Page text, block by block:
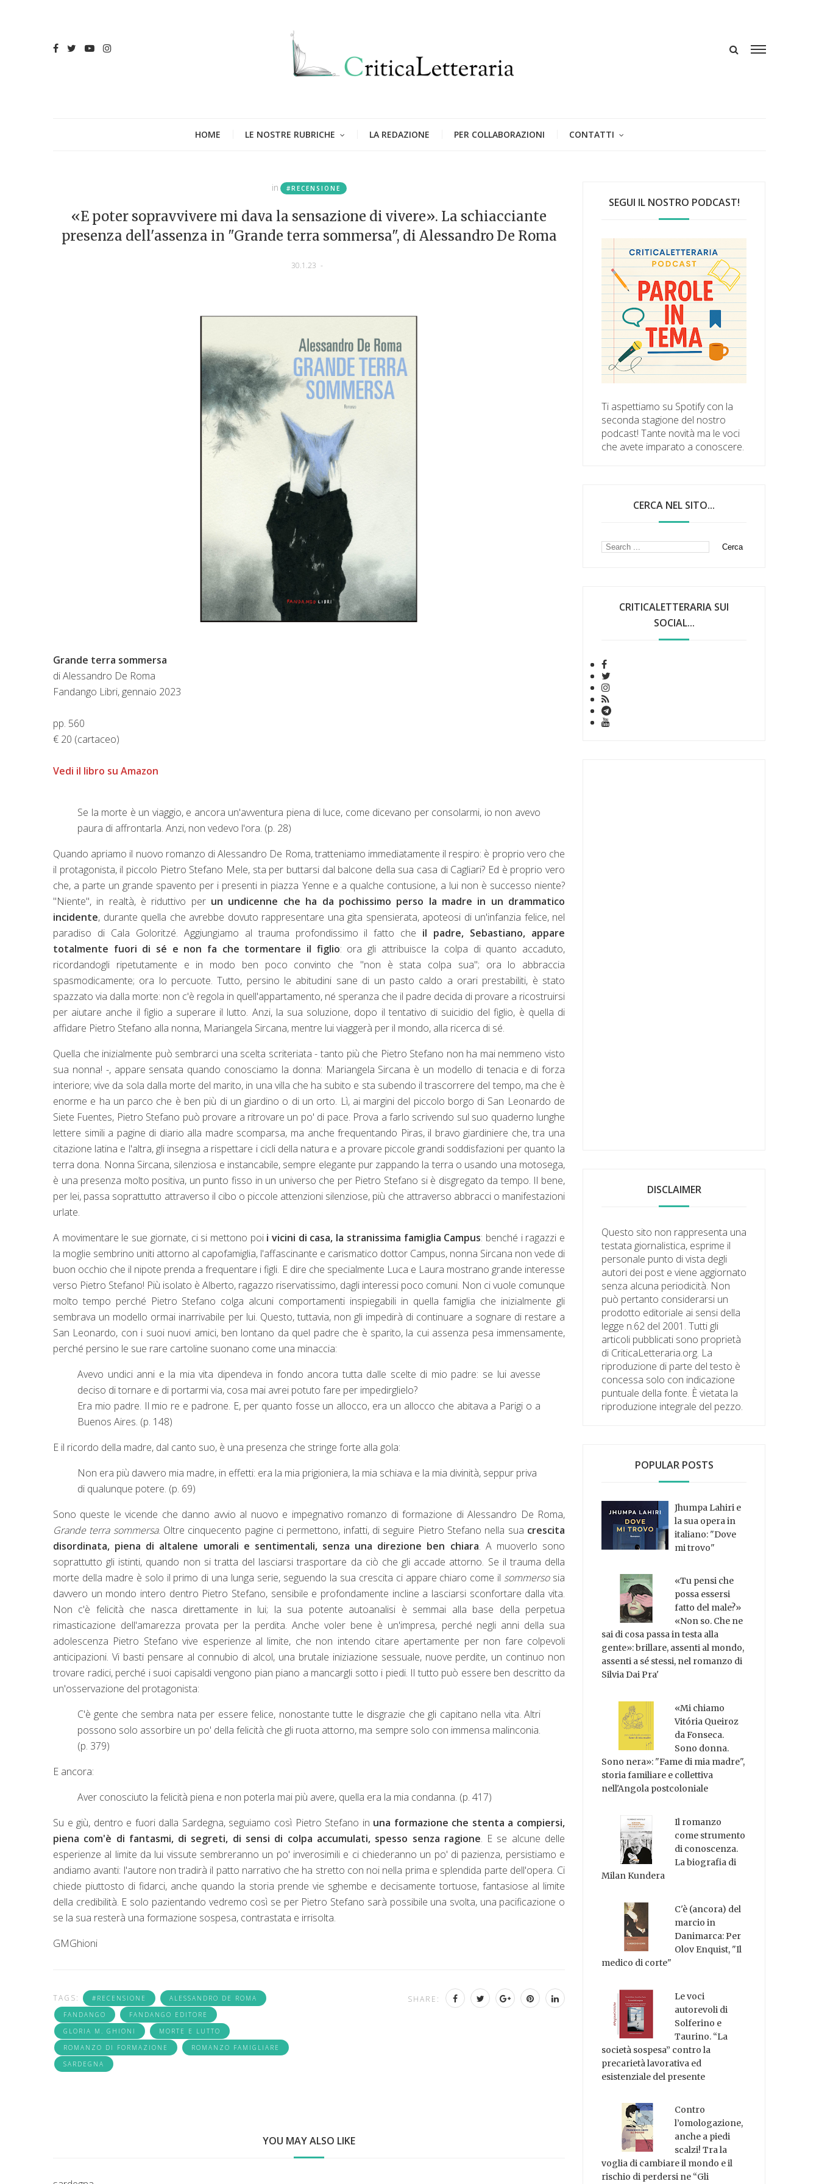
HOME LE NOSTRE RUBRICHE LA REDAZIONE PER COLLABORAZIONI CONTATTI
in #RECENSIONE
«E poter sopravvivere mi dava la sensazione di vivere». La schiacciante
presenza dell'assenza in "Grande terra sommersa", di Alessandro De Roma
30.1.23 -
Grande terra sommersa
di Alessandro De Roma
Fandango Libri, gennaio 2023
pp. 560
€ 20 (cartaceo)
Vedi il libro su Amazon
Se la morte è un viaggio, e ancora un'avventura piena di luce, come dicevano per consolarmi, io non avevo
paura di affrontarla. Anzi, non vedevo l'ora. (p. 28)
Quando apriamo il nuovo romanzo di Alessandro De Roma, tratteniamo immediatamente il respiro: è proprio vero che
il protagonista, il piccolo Pietro Stefano Mele, sta per buttarsi dal balcone della sua casa di Cagliari? Ed è proprio vero
che, a parte un grande spavento per i presenti in piazza Yenne e a qualche contusione, a lui non è successo niente?
"Niente", in realtà, è riduttivo per un undicenne che ha da pochissimo perso la madre in un drammatico
incidente, durante quella che avrebbe dovuto rappresentare una gita spensierata, apoteosi di un'infanzia felice, nel
paradiso di Cala Goloritzé. Aggiungiamo al trauma profondissimo il fatto che il padre, Sebastiano, appare
totalmente fuori di sé e non fa che tormentare il figlio: ora gli attribuisce la colpa di quanto accaduto,
ricordandogli ripetutamente e in modo ben poco convinto che "non è stata colpa sua"; ora lo abbraccia
spasmodicamente; ora lo percuote. Tutto, persino le abitudini sane di un pasto caldo a orari prestabiliti, è stato
spazzato via dalla morte: non c'è regola in quell'appartamento, né speranza che il padre decida di provare a ricostruirsi
per aiutare anche il figlio a superare il lutto. Anzi, la sua soluzione, dopo il tentativo di suicidio del figlio, è quella di
affidare Pietro Stefano alla nonna, Mariangela Sircana, mentre lui viaggerà per il mondo, alla ricerca di sé.
Quella che inizialmente può sembrarci una scelta scriteriata - tanto più che Pietro Stefano non ha mai nemmeno visto
sua nonna! -, appare sensata quando conosciamo la donna: Mariangela Sircana è un modello di tenacia e di forza
interiore; vive da sola dalla morte del marito, in una villa che ha subito e sta subendo il trascorrere del tempo, ma che è
enorme e ha un parco che è ben più di un giardino o di un orto. Lì, ai margini del piccolo borgo di San Leonardo de
Siete Fuentes, Pietro Stefano può provare a ritrovare un po' di pace. Prova a farlo scrivendo sul suo quaderno lunghe
lettere simili a pagine di diario alla madre scomparsa, ma anche frequentando Piras, il bravo giardiniere che, tra una
citazione latina e l'altra, gli insegna a rispettare i cicli della natura e a provare piccole grandi soddisfazioni per quanto la
terra dona. Nonna Sircana, silenziosa e instancabile, sempre elegante pur zappando la terra o usando una motosega,
è una presenza molto positiva, un punto fisso in un universo che per Pietro Stefano si è disgregato da tempo. Il bene,
per lei, passa soprattutto attraverso il cibo o piccole attenzioni silenziose, più che attraverso abbracci o manifestazioni
urlate.
A movimentare le sue giornate, ci si mettono poii vicini di casa, la stranissima famiglia Campus: benché i ragazzi e
la moglie sembrino uniti attorno al capofamiglia, l'affascinante e carismatico dottor Campus, nonna Sircana non vede di
buon occhio che il nipote prenda a frequentare i figli. E dire che specialmente Luca e Laura mostrano grande interesse
verso Pietro Stefano! Più isolato è Alberto, ragazzo riservatissimo, dagli interessi poco comuni. Non ci vuole comunque
molto tempo perché Pietro Stefano colga alcuni comportamenti inspiegabili in quella famiglia che inizialmente gli
sembrava un modello ormai inarrivabile per lui. Questo, tuttavia, non gli impedirà di continuare a sognare di restare a
San Leonardo, con i suoi nuovi amici, ben lontano da quel padre che è sparito, la cui assenza pesa immensamente,
perché persino le sue rare cartoline suonano come una minaccia:
Avevo undici anni e la mia vita dipendeva in fondo ancora tutta dalle scelte di mio padre: se lui avesse
deciso di tornare e di portarmi via, cosa mai avrei potuto fare per impedirglielo?
Era mio padre. Il mio re e padrone. E, per quanto fosse un allocco, era un allocco che abitava a Parigi o a
Buenos Aires. (p. 148)
E il ricordo della madre, dal canto suo, è una presenza che stringe forte alla gola:
Non era più davvero mia madre, in effetti: era la mia prigioniera, la mia schiava e la mia divinità, seppur priva
di qualunque potere. (p. 69)
Sono queste le vicende che danno avvio al nuovo e impegnativo romanzo di formazione di Alessandro De Roma,
Grande terra sommersa. Oltre cinquecento pagine ci permettono, infatti, di seguire Pietro Stefano nella sua crescita
disordinata, piena di altalene umorali e sentimentali, senza una direzione ben chiara. A muoverlo sono
soprattutto gli istinti, quando non si tratta del lasciarsi trasportare da ciò che gli accade attorno. Se il trauma della
morte della madre è solo il primo di una lunga serie, seguendo la sua crescita ci appare chiaro come il sommersosia
davvero un mondo intero dentro Pietro Stefano, sensibile e profondamente incline a lasciarsi sconfortare dalla vita.
Non c'è felicità che nasca direttamente in lui; la sua potente autoanalisi è semmai alla base della perpetua
rimasticazione dell'amarezza provata per la perdita. Anche voler bene è un'impresa, perché negli anni della sua
adolescenza Pietro Stefano vive esperienze al limite, che non intendo citare apertamente per non fare colpevoli
anticipazioni. Vi basti pensare al connubio di alcol, una brutale iniziazione sessuale, nuove perdite, un continuo non
trovare radici, perché i suoi capisaldi vengono pian piano a mancargli sotto i piedi. Il tutto può essere ben descritto da
un'osservazione del protagonista:
C'è gente che sembra nata per essere felice, nonostante tutte le disgrazie che gli capitano nella vita. Altri
possono solo assorbire un po' della felicità che gli ruota attorno, ma sempre solo con immensa malinconia.
(p. 379)
E ancora:
Aver conosciuto la felicità piena e non poterla mai più avere, quella era la mia condanna. (p. 417)
Su e giù, dentro e fuori dalla Sardegna, seguiamo così Pietro Stefano in una formazione che stenta a compiersi,
piena com'è di fantasmi, di segreti, di sensi di colpa accumulati, spesso senza ragione. E se alcune delle
esperienze al limite da lui vissute sembreranno un po' inverosimili e ci chiederanno un po' di pazienza, persistiamo e
andiamo avanti: l'autore non tradirà il patto narrativo che ha stretto con noi nella prima e splendida parte dell'opera. Ci
chiede piuttosto di fidarci, anche quando la storia prende vie sghembe e decisamente tortuose, fantasiose al limite
della credibilità. E solo pazientando vedremo così se per Pietro Stefano sarà possibile una svolta, una pacificazione o
se la sua resterà una formazione sospesa, contrastata e irrisolta.
GMGhioni
TAGS: #RECENSIONE
ALESSANDRO DE ROMA
FANDANGO
FANDANGO EDITORE
GLORIA M. GHIONI
MORTE E LUTTO
ROMANZO DI FORMAZIONE
ROMANZO FAMIGLIARE
SARDEGNA
SHARE:
YOU MAY ALSO LIKE
SEGUI IL NOSTRO PODCAST!
Ti aspettiamo su Spotify con la
seconda stagione del nostro
podcast! Tante novità ma le voci
che avete imparato a conoscere.
CERCA NEL SITO...
CRITICALETTERARIA SUI
SOCIAL...
DISCLAIMER
Questo sito non rappresenta una
testata giornalistica, esprime il
personale punto di vista degli
autori dei post e viene aggiornato
senza alcuna periodicità. Non
può pertanto considerarsi un
prodotto editoriale ai sensi della
legge n.62 del 2001. Tutti gli
articoli pubblicati sono proprietà
di CriticaLetteraria.org. La
riproduzione di parte del testo è
concessa solo con indicazione
puntuale della fonte. È vietata la
riproduzione integrale del pezzo.
POPULAR POSTS
Jhumpa Lahiri e
la sua opera in
italiano: "Dove
mi trovo"
«Tu pensi che
possa essersi
fatto del male?»
«Non so. Che ne
sai di cosa passa in testa alla
gente»: brillare, assenti al mondo,
assenti a sé stessi, nel romanzo di
Silvia Dai Pra'
«Mi chiamo
Vitória Queiroz
da Fonseca.
Sono donna.
Sono nera»: "Fame di mia madre",
storia familiare e collettiva
nell'Angola postcoloniale
Il romanzo
come strumento
di conoscenza.
La biografia di
Milan Kundera
C'è (ancora) del
marcio in
Danimarca: Per
Olov Enquist, "Il
medico di corte"
Le voci
autorevoli di
Solferino e
Taurino. “La
società sospesa” contro la
precarietà lavorativa ed
esistenziale del presente
Contro
l’omologazione,
anche a piedi
scalzi! Tra la
voglia di cambiare il mondo e il
rischio di perdersi ne “Gli